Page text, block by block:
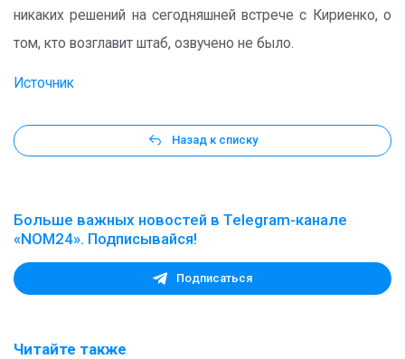
никаких решений на сегодняшней встрече с Кириенко, о
том, кто возглавит штаб, озвучено не было.
Источник
Назад к списку
Больше важных новостей в Telegram-канале
«NOM24». Подписывайся!
Подписаться
Читайте также